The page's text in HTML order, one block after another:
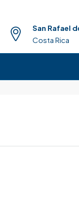
San Rafael
Costa Rica